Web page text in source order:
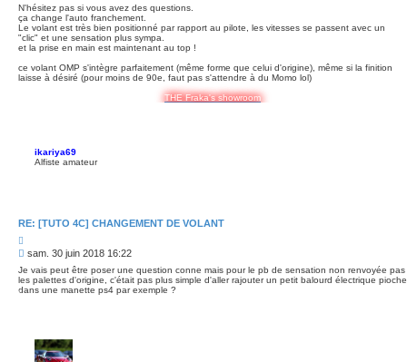
s
a
g
e
N'hésitez pas si vous avez des questions.
ça change l'auto franchement.
Le volant est très bien positionné par rapport au pilote, les vitesses se passent avec un
"clic" et une sensation plus sympa.
et la prise en main est maintenant au top !
ce volant OMP s'intègre parfaitement (même forme que celui d'origine), même si la finition
laisse à désiré (pour moins de 90e, faut pas s'attendre à du Momo lol)
THE Fraka's showroom
ikariya69
Alfiste amateur
RE: [TUTO 4C] CHANGEMENT DE VOLANT
i
t
e
r
M
s
s
sam. 30 juin 2018 16:22
Je vais peut être poser une question conne mais pour le pb de sensation non renvoyée pas
les palettes d'origine, c'était pas plus simple d'aller rajouter un petit balourd électrique pioche
dans une manette ps4 par exemple ?